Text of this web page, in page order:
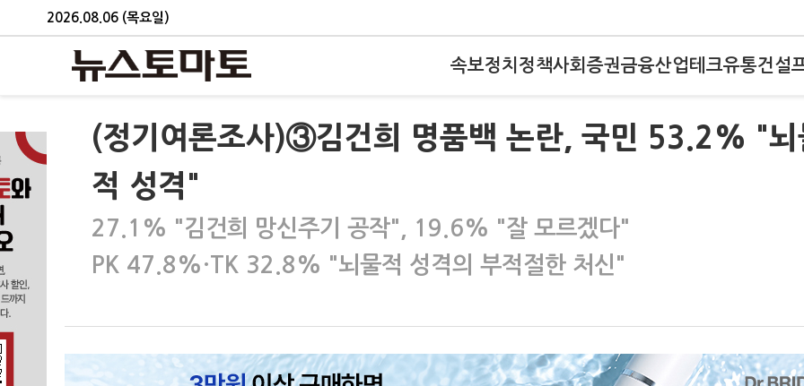
2026.08.06 (목요일)
속보정치 정책사회 증권금융산업테크유통건설
(정기여론조사)③김건희 명품백 논란, 국민 53.2% "뇌
적 성격"
27.1% "김건희 망신주기 공작", 19.6% "잘 모르겠다"
PK 47.8%·TK 32.8% "뇌물적 성격의 부적절한 처신"